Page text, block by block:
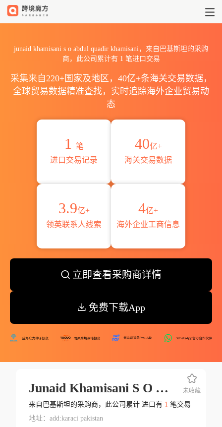
junaid khamisani s o abdul quadir khamisani，来自巴基斯坦的采购
商，此公司累计有 1 笔进口交易
采集来自220+国家及地区，40亿+条海关交易数据，
全球贸易数据精准查找，实时追踪海外企业贸易动
态
1
笔
进口交易记录
40亿+
海关交易数据
3.9亿+
领英联系人线索
4亿+
海外企业工商信息
立即查看采购商详情
免费下载App
Junaid Khamisani S O Abdul Quadir Khamisani
来自巴基斯坦的采购商，此公司累计 进口有 1 笔交易
地址：add:karaci pakistan
未收藏